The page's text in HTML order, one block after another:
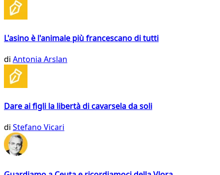
L'asino è l'animale più francescano di tutti
di Antonia Arslan
Dare ai figli la libertà di cavarsela da soli
di Stefano Vicari